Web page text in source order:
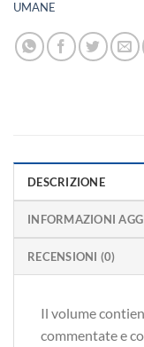
UMANE
DESCRIZIONE
INFORMAZIONI
RECENSIONI (0)
Il volume
commentate e